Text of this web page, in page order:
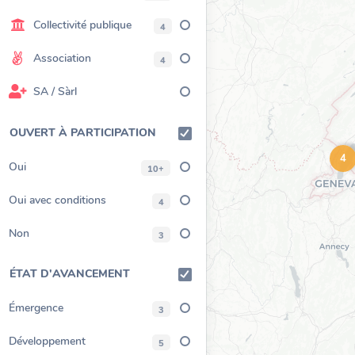
Collectivité publique 4
Association 4
SA / Sàrl
OUVERT À PARTICIPATION
Oui 10+
Oui avec conditions 4
Non 3
ÉTAT D'AVANCEMENT
Émergence 3
Développement 5
4